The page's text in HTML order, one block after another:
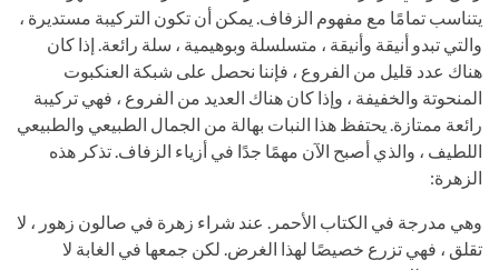
يتناسب تمامًا مع مفهوم الزفاف. يمكن أن تكون التركيبة مستديرة ،
والتي تبدو أنيقة وأنيقة ، متسلسلة وبوهيمية ، سلة رائعة. إذا كان
هناك عدد قليل من الفروع ، فإننا نحصل على شبكة العنكبوت
المنحوتة والخفيفة ، وإذا كان هناك العديد من الفروع ، فهي تركيبة
رائعة ممتازة. يحتفظ هذا النبات بهالة من الجمال الطبيعي والطبيعي
اللطيف ، والذي أصبح الآن مهمًا جدًا في أزياء الزفاف. تذكر هذه
الزهرة:
وهي مدرجة في الكتاب الأحمر. عند شراء زهرة في صالون زهور ، لا
تقلق ، فهي تزرع خصيصًا لهذا الغرض. لكن جمعها في الغابة لا